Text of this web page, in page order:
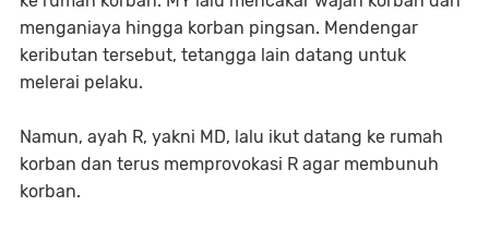
menganiaya hingga korban pingsan. Mendengar
keributan tersebut, tetangga lain datang untuk
melerai pelaku.
Namun, ayah R, yakni MD, lalu ikut datang ke rumah
korban dan terus memprovokasi R agar membunuh
korban.